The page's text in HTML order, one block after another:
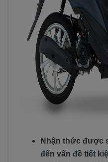
Nhận thức được
đến vấn đề tiết